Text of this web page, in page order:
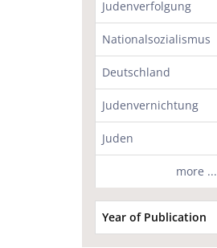
Judenverfolgung
Nationalsozialismus
Deutschland
Judenvernichtung
Juden
more ...
Year of Publication